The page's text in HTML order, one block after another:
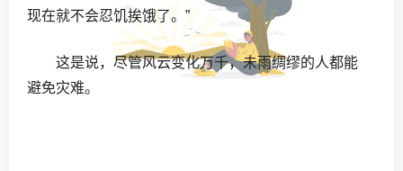
现在就不会忍饥挨饿了。”
这是说，尽管风云变化万千，未雨绸缪的人都能
避免灾难。